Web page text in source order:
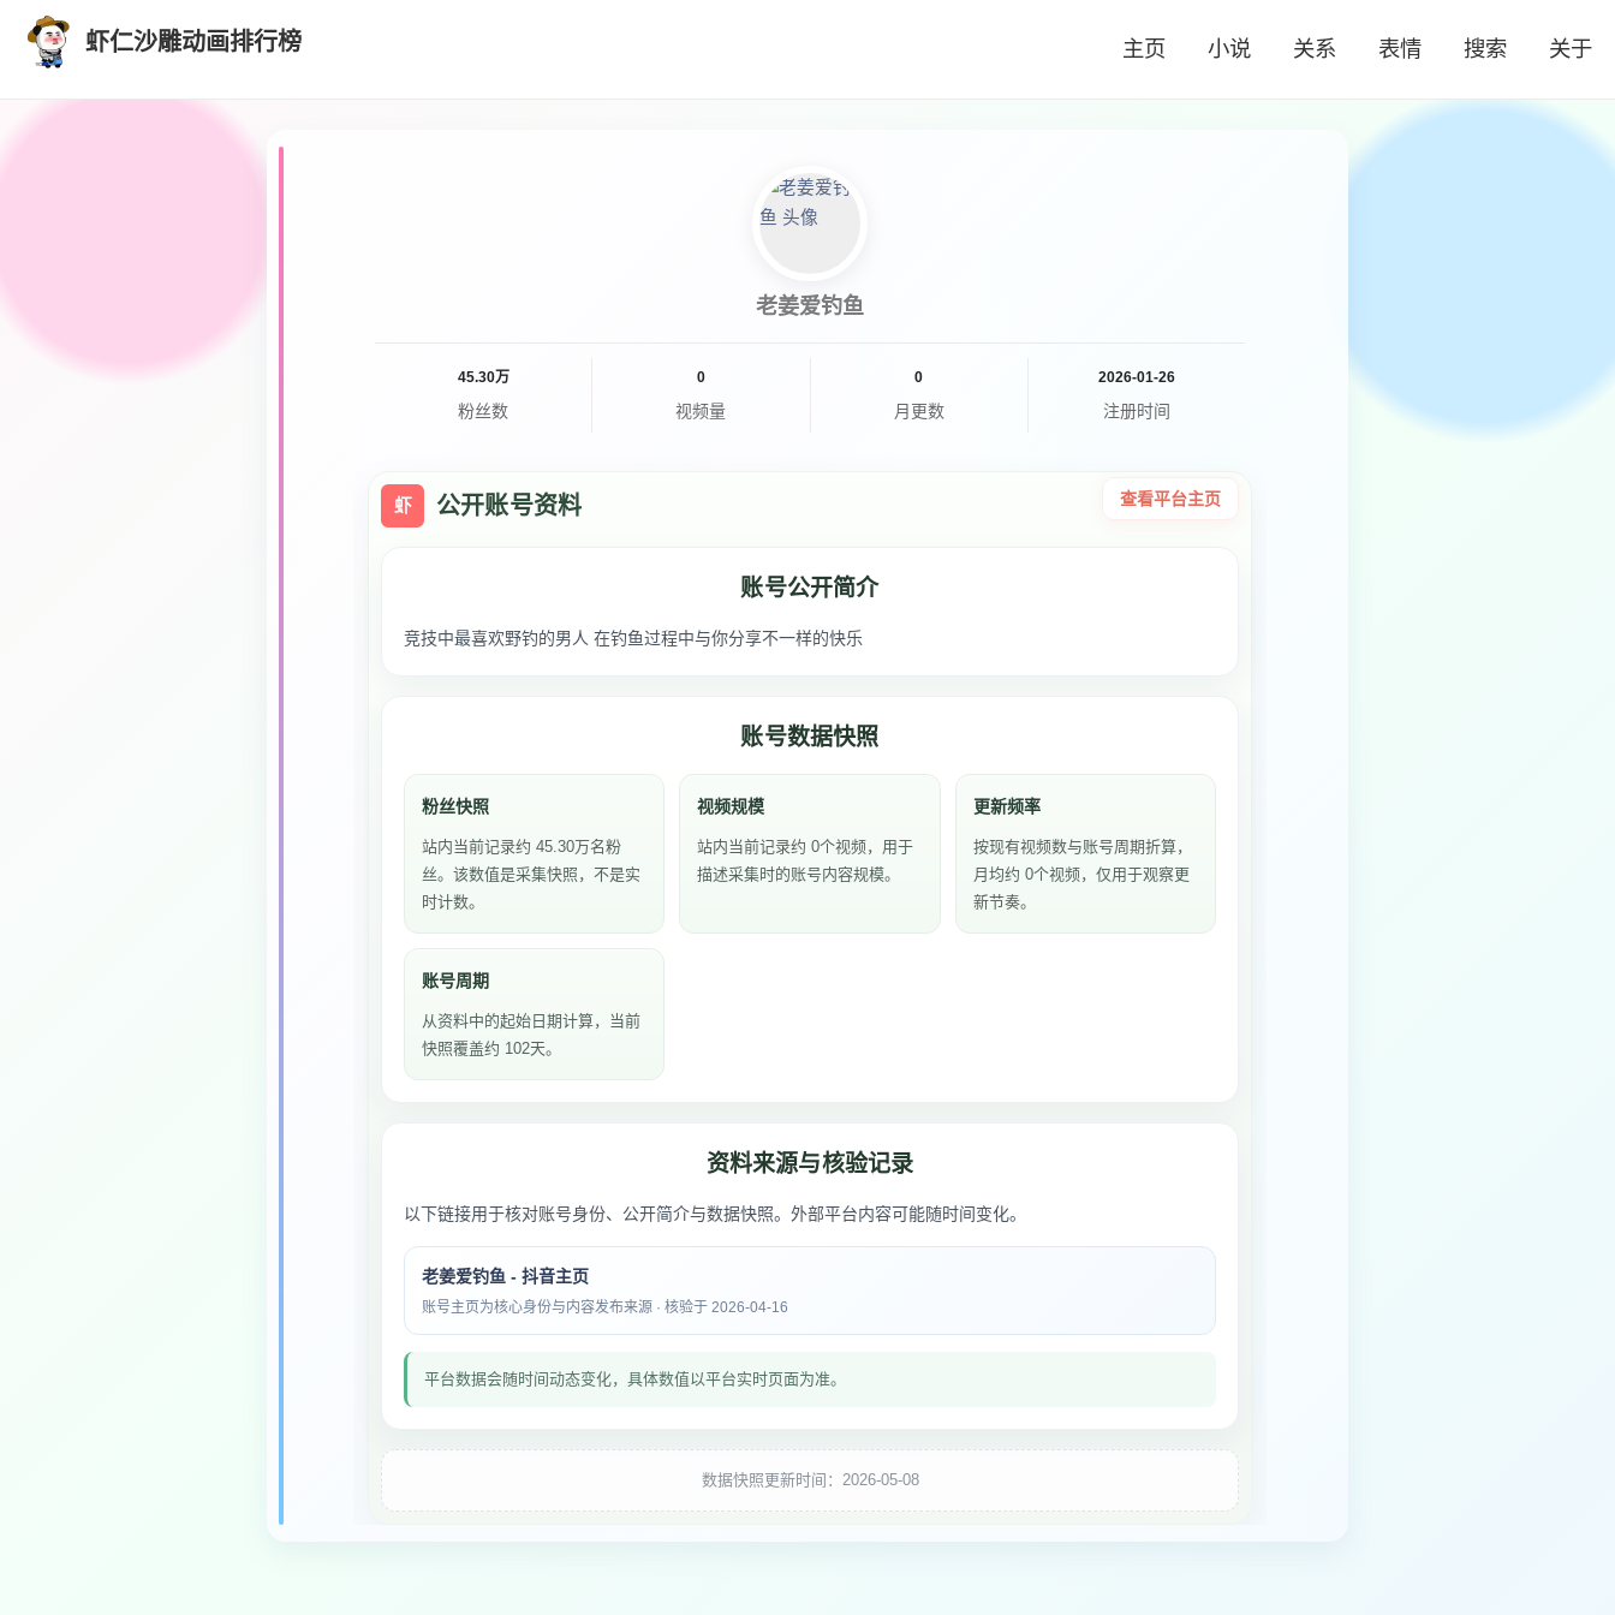
虾仁沙雕动画排行榜 主页 小说 关系 表情 搜索 关于
老姜爱钓鱼
45.30万
粉丝数
0
视频量
0
月更数
2026-01-26
注册时间
虾 公开账号资料 查看平台主页
账号公开简介
竞技中最喜欢野钓的男人 在钓鱼过程中与你分享不一样的快乐
账号数据快照
粉丝快照
站内当前记录约 45.30万名粉
丝。该数值是采集快照，不是实
时计数。
视频规模
站内当前记录约 0个视频，用于
描述采集时的账号内容规模。
更新频率
按现有视频数与账号周期折算，
月均约 0个视频，仅用于观察更
新节奏。
账号周期
从资料中的起始日期计算，当前
快照覆盖约 102天。
资料来源与核验记录
以下链接用于核对账号身份、公开简介与数据快照。外部平台内容可能随时间变化。
老姜爱钓鱼 - 抖音主页
账号主页为核心身份与内容发布来源 · 核验于 2026-04-16
平台数据会随时间动态变化，具体数值以平台实时页面为准。
数据快照更新时间：2026-05-08